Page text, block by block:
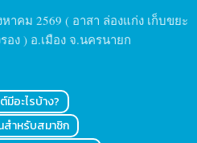
าคม 2569 ( อาสา ล่องแก่ง เก็บขยะ
ง ) อ.เมือง จ.นครนายก
มีอะไรบ้าง?
สำหรับสมาชิก